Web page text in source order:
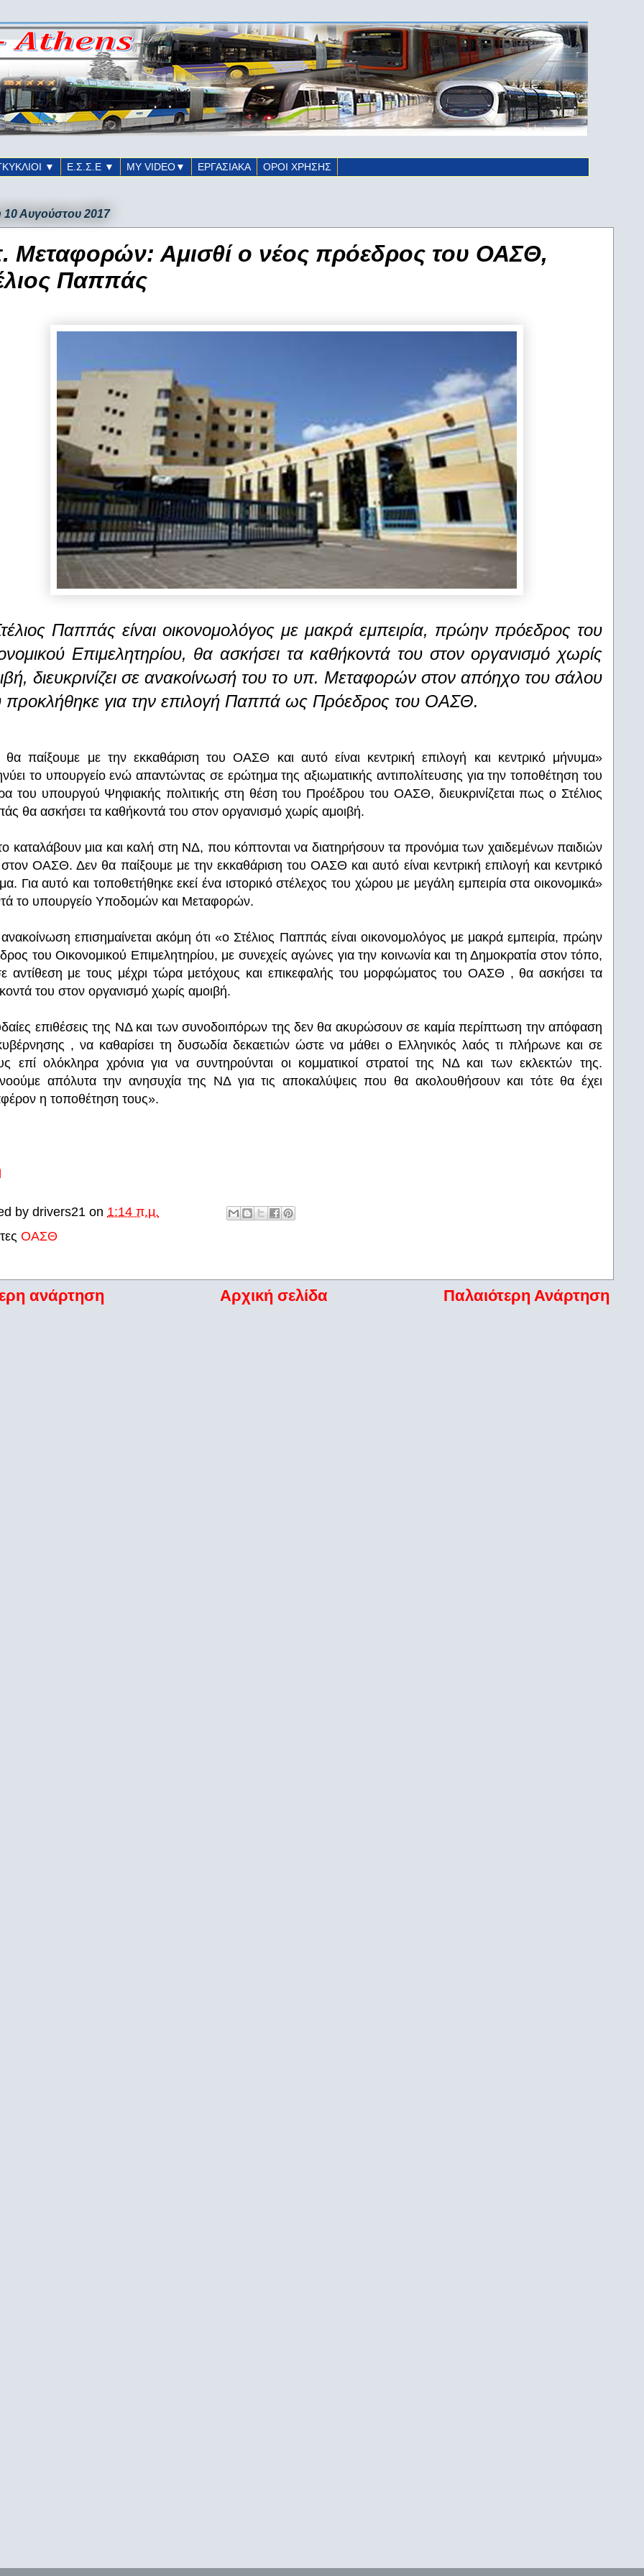
▼ Ε.Σ.Σ.Ε ▼ ΜΥ VIDEO▼ ΕΡΓΑΣΙΑΚΑ ΟΡΟΙ ΧΡΗΣΗΣ
10 Αυγούστου 2017
Μεταφορών: Αμισθί ο νέος πρόεδρος του ΟΑΣΘ,
Παππάς
Παππάς είναι οικονομολόγος με μακρά εμπειρία, πρώην πρόεδρος του
Επιμελητηρίου, θα ασκήσει τα καθήκοντά του στον οργανισμό χωρίς
διευκρινίζει σε ανακοίνωσή του το υπ. Μεταφορών στον απόηχο του σάλου
προκλήθηκε για την επιλογή Παππά ως Πρόεδρος του ΟΑΣΘ.
θα παίξουμε με την εκκαθάριση του ΟΑΣΘ και αυτό είναι κεντρική επιλογή και κεντρικό μήνυμα»
το υπουργείο ενώ απαντώντας σε ερώτημα της αξιωματικής αντιπολίτευσης για την τοποθέτηση του
του υπουργού Ψηφιακής πολιτικής στη θέση του Προέδρου του ΟΑΣΘ, διευκρινίζεται πως ο Στέλιος
θα ασκήσει τα καθήκοντά του στον οργανισμό χωρίς αμοιβή.
καταλάβουν μια και καλή στη ΝΔ, που κόπτονται να διατηρήσουν τα προνόμια των χαιδεμένων παιδιών
ΟΑΣΘ. Δεν θα παίξουμε με την εκκαθάριση του ΟΑΣΘ και αυτό είναι κεντρική επιλογή και κεντρικό
Για αυτό και τοποθετήθηκε εκεί ένα ιστορικό στέλεχος του χώρου με μεγάλη εμπειρία στα οικονομικά»
το υπουργείο Υποδομών και Μεταφορών.
επισημαίνεται ακόμη ότι «ο Στέλιος Παππάς είναι οικονομολόγος με μακρά εμπειρία, πρώην
του Οικονομικού Επιμελητηρίου, με συνεχείς αγώνες για την κοινωνία και τη Δημοκρατία στον τόπο,
αντίθεση με τους μέχρι τώρα μετόχους και επικεφαλής του μορφώματος του ΟΑΣΘ , θα ασκήσει τα
του στον οργανισμό χωρίς αμοιβή.
επιθέσεις της ΝΔ και των συνοδοιπόρων της δεν θα ακυρώσουν σε καμία περίπτωση την απόφαση
, να καθαρίσει τη δυσωδία δεκαετιών ώστε να μάθει ο Ελληνικός λαός τι πλήρωνε και σε
επί ολόκληρα χρόνια για να συντηρούνται οι κομματικοί στρατοί της ΝΔ και των εκλεκτών της.
απόλυτα την ανησυχία της ΝΔ για τις αποκαλύψεις που θα ακολουθήσουν και τότε θα έχει
η τοποθέτηση τους».
by drivers21 on 1:14 π.μ.
ΟΑΣΘ
ανάρτηση Παλαιότερη Ανάρτηση
Αρχική σελίδα